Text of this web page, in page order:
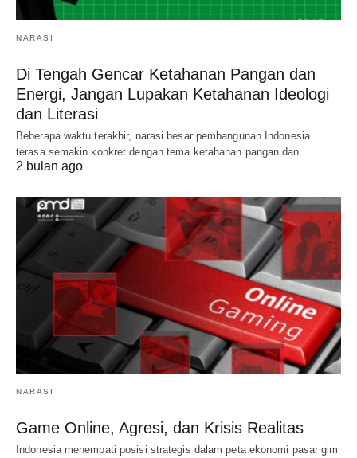
NARASI
Di Tengah Gencar Ketahanan Pangan dan
Energi, Jangan Lupakan Ketahanan Ideologi
dan Literasi
Beberapa waktu terakhir, narasi besar pembangunan Indonesia
terasa semakin konkret dengan tema ketahanan pangan dan…
2 bulan ago
NARASI
Game Online, Agresi, dan Krisis Realitas
Indonesia menempati posisi strategis dalam peta ekonomi pasar gim